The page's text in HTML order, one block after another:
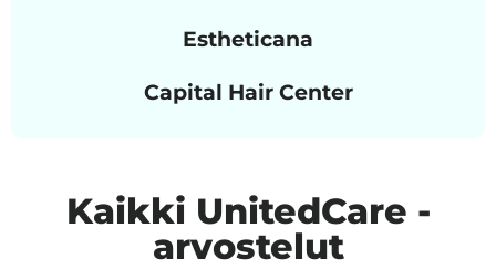
Estheticana
Capital Hair Center
Kaikki UnitedCare -
arvostelut